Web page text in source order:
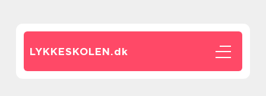
LYKKESKOLEN.dk